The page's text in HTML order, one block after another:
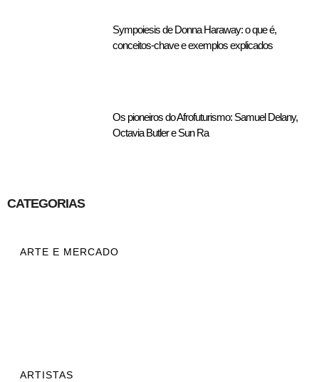
Sympoiesis de Donna Haraway: o que é,
conceitos-chave e exemplos explicados
Os pioneiros do Afrofuturismo: Samuel Delany,
Octavia Butler e Sun Ra
CATEGORIAS
ARTE E MERCADO
ARTISTAS